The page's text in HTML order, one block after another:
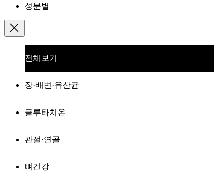
성분별
전체보기
장·배변·유산균
글루타치온
관절·연골
뼈건강